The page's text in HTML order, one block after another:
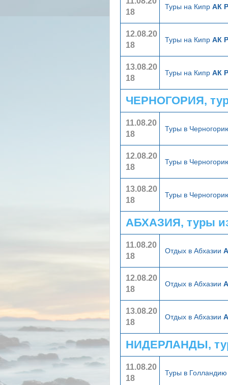
18
Туры на Кипр АК
12.08.20
18
Туры на Кипр АК
13.08.20
18
Туры на Кипр АК
ЧЕРНОГОРИЯ,
11.08.20
18
Туры в
12.08.20
18
Туры в
13.08.20
18
Туры в
АБХАЗИЯ, туры
11.08.20
18
Отдых в Абхазии
12.08.20
18
Отдых в Абхазии
13.08.20
18
Отдых в Абхазии
НИДЕРЛАНДЫ,
11.08.20
18
Туры в